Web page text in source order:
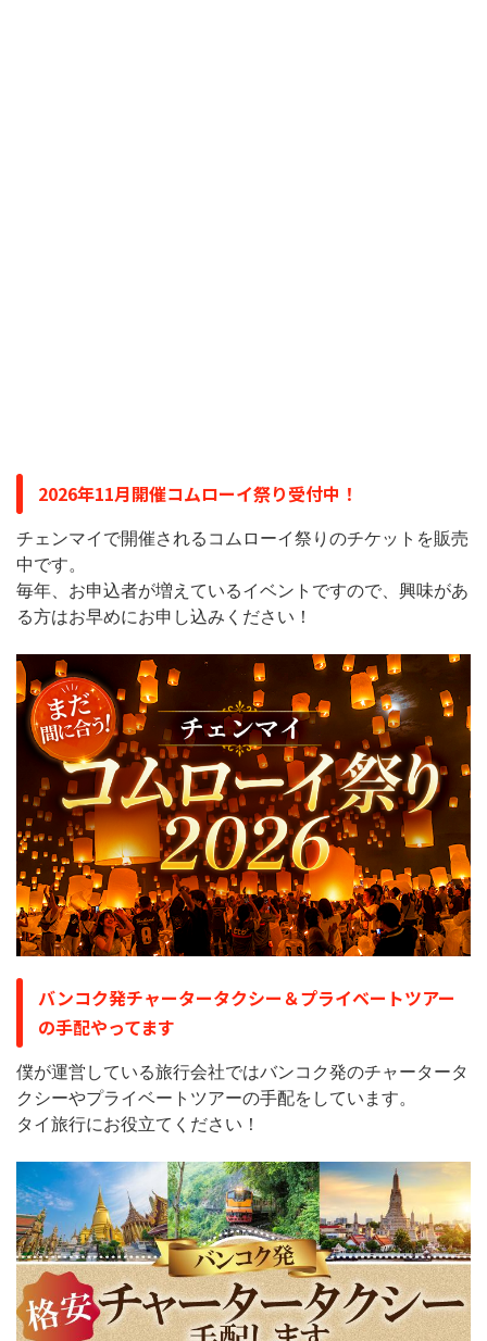
2026年11月開催コムローイ祭り受付中！
チェンマイで開催されるコムローイ祭りのチケットを販売
中です。
毎年、お申込者が増えているイベントですので、興味があ
る方はお早めにお申し込みください！
バンコク発チャータータクシー＆プライベートツアー
の手配やってます
僕が運営している旅行会社ではバンコク発のチャータータ
クシーやプライベートツアーの手配をしています。
タイ旅行にお役立てください！